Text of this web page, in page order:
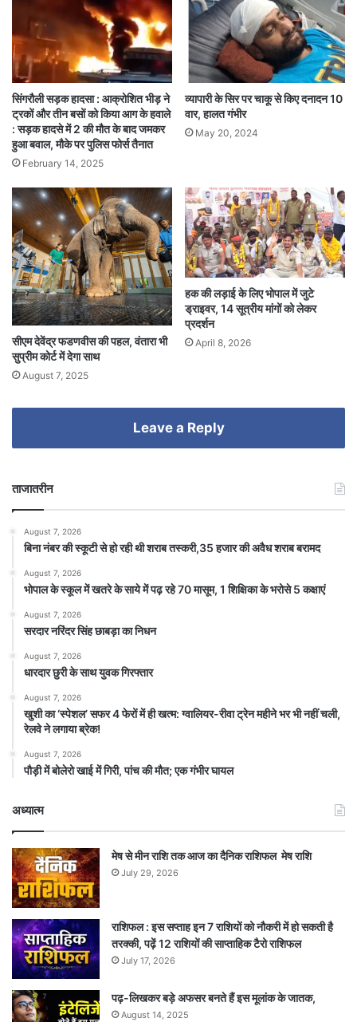
सिंगरौली सड़क हादसा : आक्रोशित भीड़ ने
ट्रकों और तीन बसों को किया आग के हवाले
: सड़क हादसे में 2 की मौत के बाद जमकर
हुआ बवाल, मौके पर पुलिस फोर्स तैनात
February 14, 2025
व्यापारी के सिर पर चाकू से किए दनादन 10
वार, हालत गंभीर
May 20, 2024
सीएम देवेंद्र फडणवीस की पहल, वंतारा भी
सुप्रीम कोर्ट में देगा साथ
August 7, 2025
हक की लड़ाई के लिए भोपाल में जुटे
ड्राइवर, 14 सूत्रीय मांगों को लेकर
प्रदर्शन
April 8, 2026
Leave a Reply
ताजातरीन
August 7, 2026
बिना नंबर की स्कूटी से हो रही थी शराब तस्करी,35 हजार की अवैध शराब बरामद
August 7, 2026
भोपाल के स्कूल में खतरे के साये में पढ़ रहे 70 मासूम, 1 शिक्षिका के भरोसे 5 कक्षाएं
August 7, 2026
सरदार नरिंदर सिंह छाबड़ा का निधन
August 7, 2026
धारदार छुरी के साथ युवक गिरफ्तार
August 7, 2026
खुशी का ‘स्पेशल’ सफर 4 फेरों में ही खत्म: ग्वालियर-रीवा ट्रेन महीने भर भी नहीं चली,
रेलवे ने लगाया ब्रेक!
August 7, 2026
पौड़ी में बोलेरो खाई में गिरी, पांच की मौत; एक गंभीर घायल
अध्यात्म
मेष से मीन राशि तक आज का दैनिक राशिफल मेष राशि
July 29, 2026
राशिफल : इस सप्ताह इन 7 राशियों को नौकरी में हो सकती है
तरक्की, पढ़ें 12 राशियों की साप्ताहिक टैरो राशिफल
July 17, 2026
पढ़-लिखकर बड़े अफसर बनते हैं इस मूलांक के जातक,
August 14, 2025